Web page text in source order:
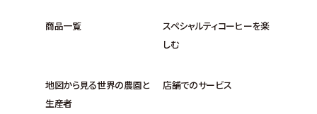
商品一覧
スペシャルティコーヒーを楽
しむ
地図から見る世界の農園と
生産者
店舗でのサービス